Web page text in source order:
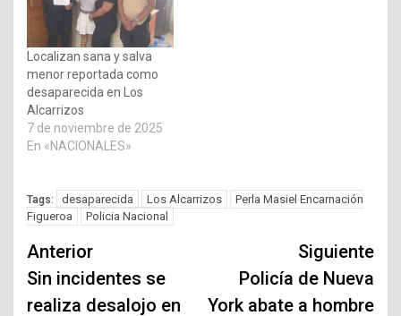
Localizan sana y salva
menor reportada como
desaparecida en Los
Alcarrizos
7 de noviembre de 2025
En «NACIONALES»
Tags: desaparecida Los Alcarrizos
Perla Masiel Encarnación
Figueroa
Policia Nacional
Navegación
de
Anterior
Sin incidentes se
realiza desalojo en
Siguiente
Policía de Nueva
York abate a hombre